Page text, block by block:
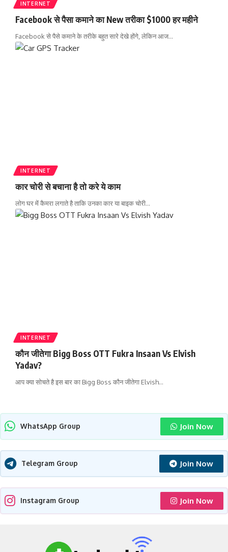
INTERNET
Facebook से पैसा कमाने का New तरीका $1000 हर महीने
Facebook से पैसे कमाने के तरीके बहुत सारे देखे होंगे, लेकिन आज…
INTERNET
कार चोरी से बचाना है तो करे ये काम
लोग घर में कैमरा लगाते है ताकि उनका कार या बाइक चोरी…
INTERNET
कौन जीतेगा Bigg Boss OTT Fukra Insaan Vs Elvish
Yadav?
आप क्या सोचते है इस बार का Bigg Boss कौन जीतेगा Elvish…
WhatsApp Group Join Now
Telegram Group Join Now
Instagram Group Join Now